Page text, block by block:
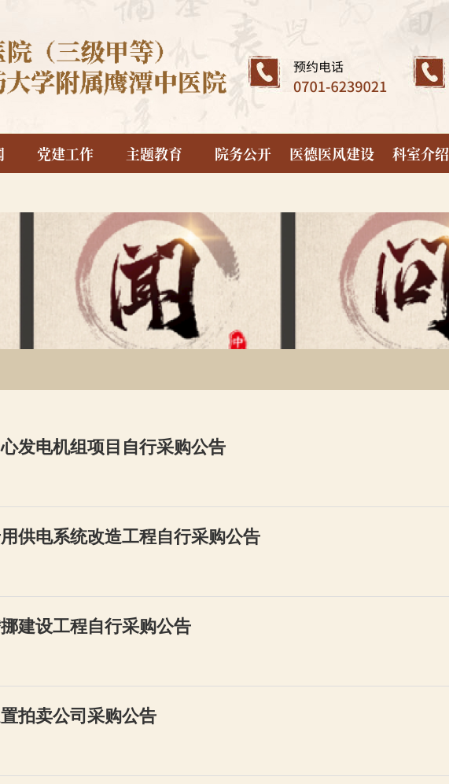
党建工作 主题教育 院务公开 医德医风建设 科室介绍
发电机组项目自行采购公告
供电系统改造工程自行采购公告
建设工程自行采购公告
拍卖公司采购公告